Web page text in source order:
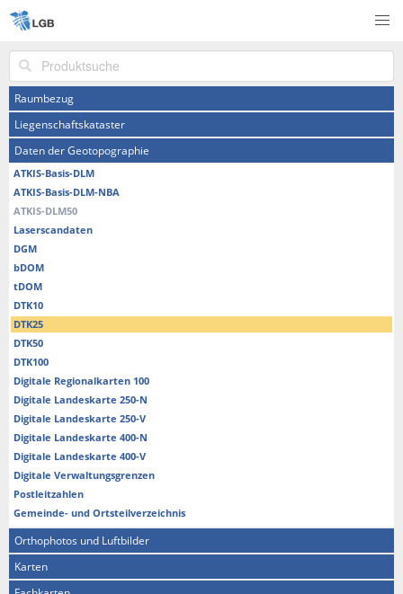
Produktsuche
Raumbezug
Liegenschaftskataster
Daten der Geotopographie
ATKIS-Basis-DLM
ATKIS-Basis-DLM-NBA
ATKIS-DLM50
Laserscandaten
DGM
bDOM
tDOM
DTK10
DTK25
DTK50
DTK100
Digitale Regionalkarten 100
Digitale Landeskarte 250-N
Digitale Landeskarte 250-V
Digitale Landeskarte 400-N
Digitale Landeskarte 400-V
Digitale Verwaltungsgrenzen
Postleitzahlen
Gemeinde- und Ortsteilverzeichnis
Orthophotos und Luftbilder
Karten